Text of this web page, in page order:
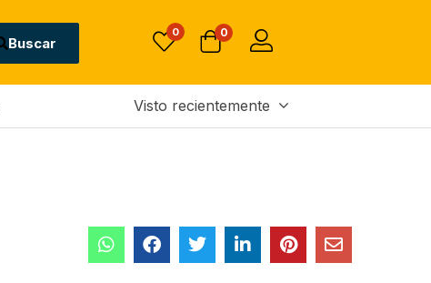
Buscar
0 0
Visto recientemente